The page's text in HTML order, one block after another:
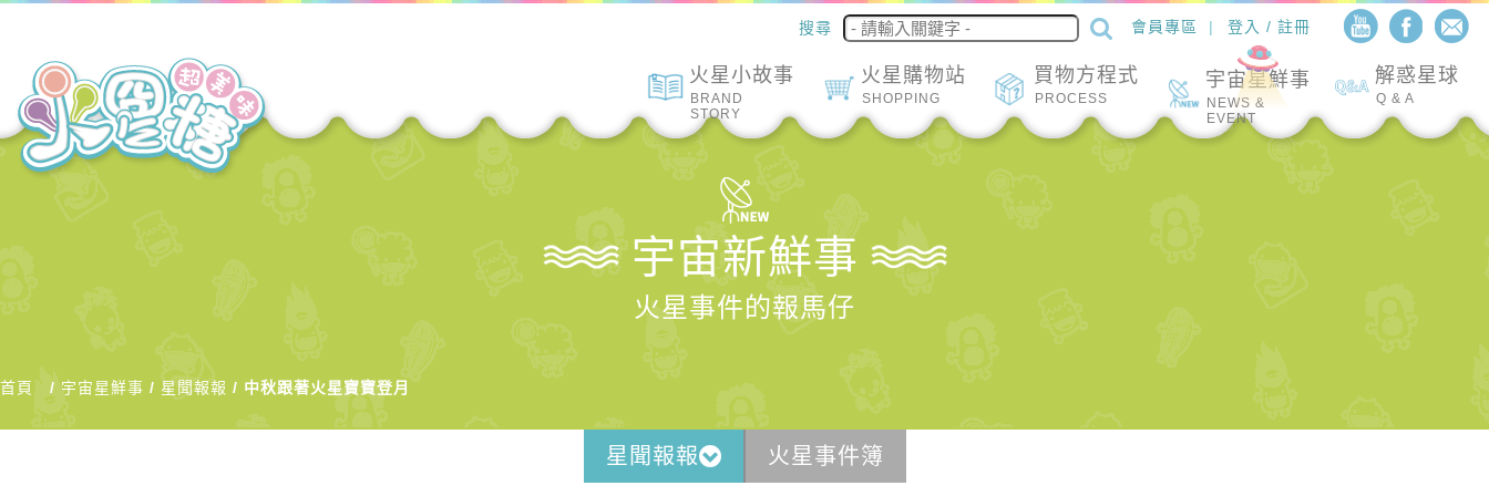
會員專區 登入 / 註冊
搜尋
解惑星球
Q & A
宇宙星鮮事
NEWS &
EVENT
買物方程式
PROCESS
火星購物站
SHOPPING
火星小故事
BRAND
STORY
宇宙新鮮事
火星事件的報馬仔
首頁 宇宙星鮮事 星聞報報 中秋跟著火星寶寶登月
星聞報報 火星事件簿